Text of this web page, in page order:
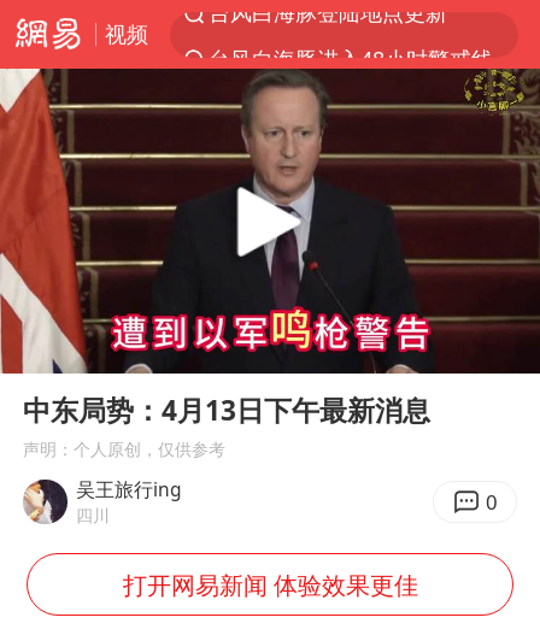
视频
台风白海豚进入48小时警戒线
以“新”破局 首发经济点亮城市消费活力
中方回应是否在太平洋海底开采稀土
宇树科技发行价格150.80元/股
看守所辅警收受10万获刑1年
宇树科技王兴兴身家有望超200亿元
五粮液渠道价一箱上涨近百元
CIA被曝已秘密设立古巴工作组
U17国足1分钟轰2球
泰国一女公务员妆容引争议 本人回应
Play
00:00
中东局势：4月13日下午最新消息
声明：个人原创，仅供参考
吴王旅行ing
四川 0
打开网易新闻 体验效果更佳